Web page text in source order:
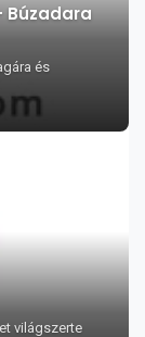
Búzadara
és
világszerte